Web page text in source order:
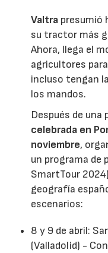
Valtra presumió
su tractor más
Ahora, llega el
agricultores
incluso tengan
los mandos.
Después de una
celebrada en
noviembre,
un programa de
SmartTour
geografía
escenarios:
8 y 9 de abril:
(Valladolid) -